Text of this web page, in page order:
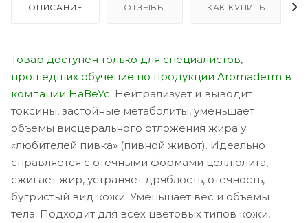
ОПИСАНИЕ ОТЗЫВЫ КАК КУПИТЬ
Товар доступен только для специалистов,
прошедших обучение по продукции Aromaderm в
компании НаВеУс. Нейтрализует и выводит
токсины, застойные метаболиты, уменьшает
объемы висцерального отложения жира у
«любителей пивка» (пивной живот). Идеально
справляется с отечными формами целлюлита,
сжигает жир, устраняет дряблость, отечность,
бугристый вид кожи. Уменьшает вес и объемы
тела. Подходит для всех цветовых типов кожи,